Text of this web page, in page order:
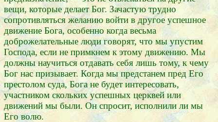
вещи, которые делает Бог. Зачастую трудно
сопротивляться желанию войти в другое успешное
движение Бога, особенно когда весьма
доброжелательные люди говорят, что мы упустим
Господа, если не примкнем к этому движению. Мы
должны научиться отдавать себя лишь тому, к чему
Бог нас призывает. Когда мы предстанем пред Его
престолом суда, Бога не будет интересовать,
участником скольких успешных церквей или
движений мы были. Он спросит, исполнили ли мы
Его волю.